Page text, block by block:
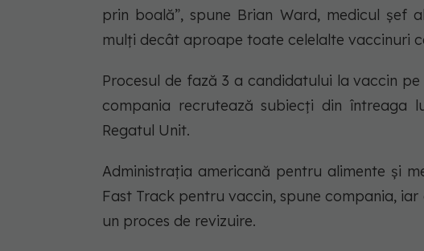
prin boală”, spune Brian Ward, medicul șef
mulți decât aproape toate celelalte vaccinuri
Procesul de fază 3 a candidatului la vaccin
compania recrutează subiecți din întreaga
Regatul Unit.
Administrația americană pentru alimente și
Fast Track pentru vaccin, spune compania,
un proces de revizuire.